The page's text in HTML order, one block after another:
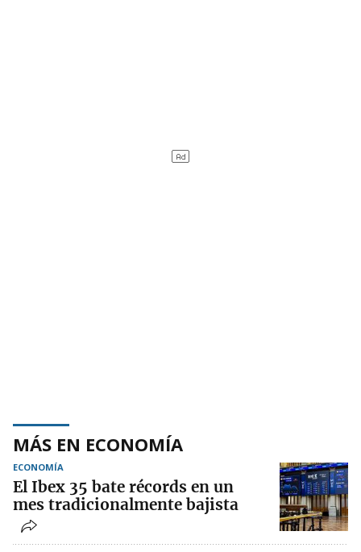
MÁS EN ECONOMÍA
ECONOMÍA
El Ibex 35 bate récords en un
mes tradicionalmente bajista